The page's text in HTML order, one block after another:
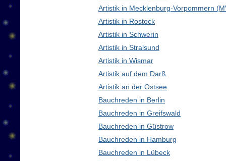
Artistik in Mecklenburg-Vorpommern
Artistik in Rostock
Artistik in Schwerin
Artistik in Stralsund
Artistik in Wismar
Artistik auf dem Darß
Artistik an der Ostsee
Bauchreden in Berlin
Bauchreden in Greifswald
Bauchreden in Güstrow
Bauchreden in Hamburg
Bauchreden in Lübeck